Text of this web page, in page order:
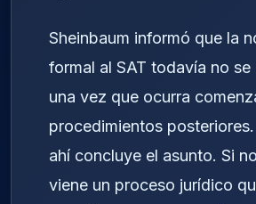
Sheinbaum informó que la
formal al SAT todavía no se
una vez que ocurra
procedimientos posteriores.
ahí concluye el asunto. Si
viene un proceso jurídico